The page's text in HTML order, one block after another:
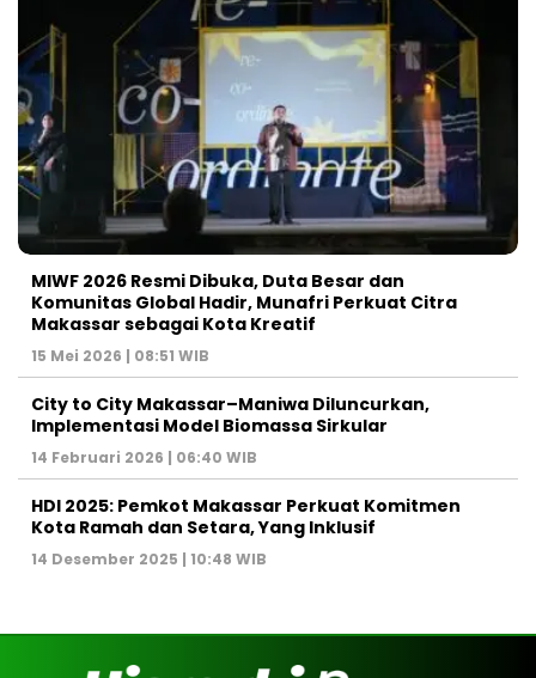
MIWF 2026 Resmi Dibuka, Duta Besar dan
Komunitas Global Hadir, Munafri Perkuat Citra
Makassar sebagai Kota Kreatif
15 Mei 2026 | 08:51 WIB
City to City Makassar–Maniwa Diluncurkan,
Implementasi Model Biomassa Sirkular
14 Februari 2026 | 06:40 WIB
HDI 2025: Pemkot Makassar Perkuat Komitmen
Kota Ramah dan Setara, Yang Inklusif
14 Desember 2025 | 10:48 WIB